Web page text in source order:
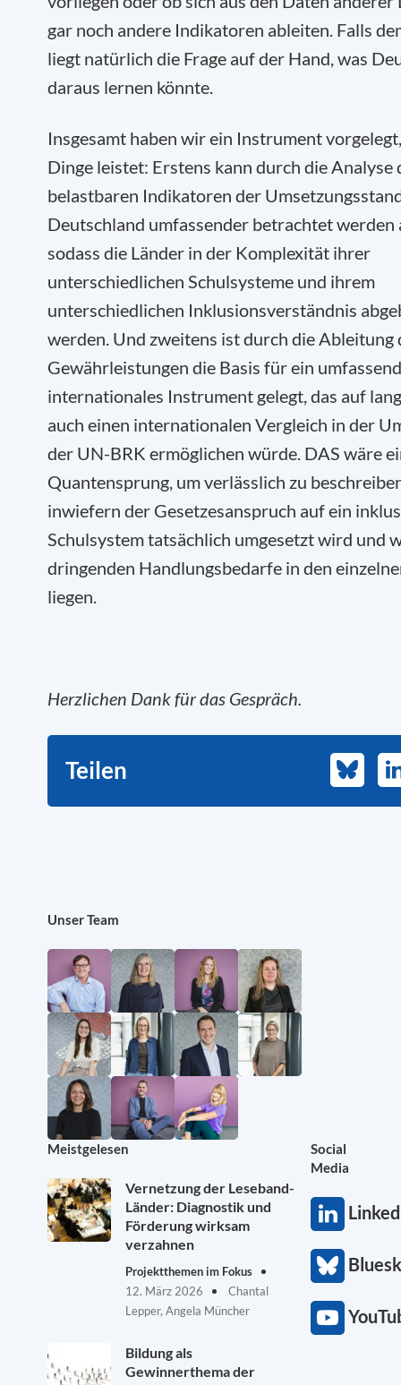
gar noch andere Indikatoren ableiten. Falls
liegt natürlich die Frage auf der Hand, was
daraus lernen könnte.
Insgesamt haben wir ein Instrument
Dinge leistet: Erstens kann durch die Analyse
belastbaren Indikatoren der
Deutschland umfassender betrachtet werden
sodass die Länder in der Komplexität ihrer
unterschiedlichen Schulsysteme und ihrem
unterschiedlichen Inklusionsverständnis
werden. Und zweitens ist durch die Ableitung
Gewährleistungen die Basis für ein
internationales Instrument gelegt, das auf
auch einen internationalen Vergleich in der
der UN-BRK ermöglichen würde. DAS wäre
Quantensprung, um verlässlich zu
inwiefern der Gesetzesanspruch auf ein
Schulsystem tatsächlich umgesetzt wird und
dringenden Handlungsbedarfe in den
liegen.
Herzlichen Dank für das Gespräch.
Teilen Bluesky
Unser Team
Meistgelesen
Vernetzung der Leseband-
Länder: Diagnostik und
Förderung wirksam
verzahnen
Projektthemen im Fokus
12. März 2026
Chantal
Lepper, Angela Müncher
Bildung als
Gewinnerthema der
Social
Media